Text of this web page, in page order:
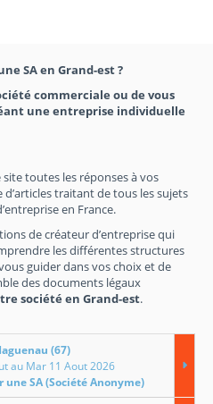
SA en Grand-est ?
commerciale ou de vous
une entreprise individuelle
toutes les réponses à vos
traitant de tous les sujets
en France.
de créateur d’entreprise qui
les différentes structures
guider dans vos choix et de
des documents légaux
société en Grand-est.
(67)
au Mar 11 Aout 2026
une SA (Société Anonyme)